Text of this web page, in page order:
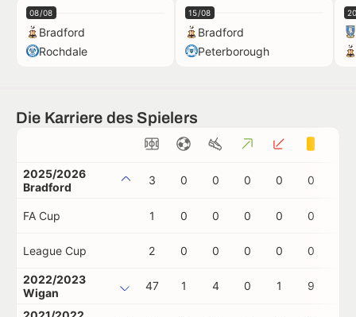
08/08
Bradford
Rochdale
15/08
Bradford
Peterborough
Die Karriere des Spielers
2025/2026
Bradford
3 0 0 0 0 0
FA Cup 1 0 0 0 0 0
League Cup 2 0 0 0 0 0
2022/2023
Wigan
47 1 4 0 1 9